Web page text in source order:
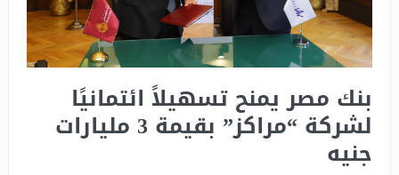
بنك مصر يمنح تسهيلاً ائتمانيًا
لشركة “مراكز” بقيمة 3 مليارات
جنيه